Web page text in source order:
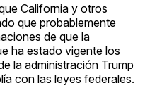
California y otros
que probablemente
de que la
ha estado vigente los
la administración Trump
con las leyes federales.